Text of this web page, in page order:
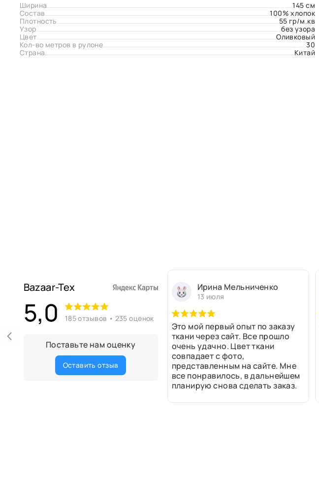
Ширина
145 см
Состав
100% хлопок
Плотность
55 гр/м.кв
Узор
без узора
Цвет
Оливковый
Кол-во метров в рулоне
30
Страна
Китай
Bazaar-Tex
5,0 185 отзывов • 235 оценок
Поставьте нам оценку
Оставить отзыв
Ирина Мельниченко
13 июля
Это мой первый опыт по заказу
ткани через сайт. Все прошло
очень удачно. Цвет ткани
совпадает с фото,
представленным на сайте. Мне
все понравилось, в дальнейшем
планирую снова сделать заказ.